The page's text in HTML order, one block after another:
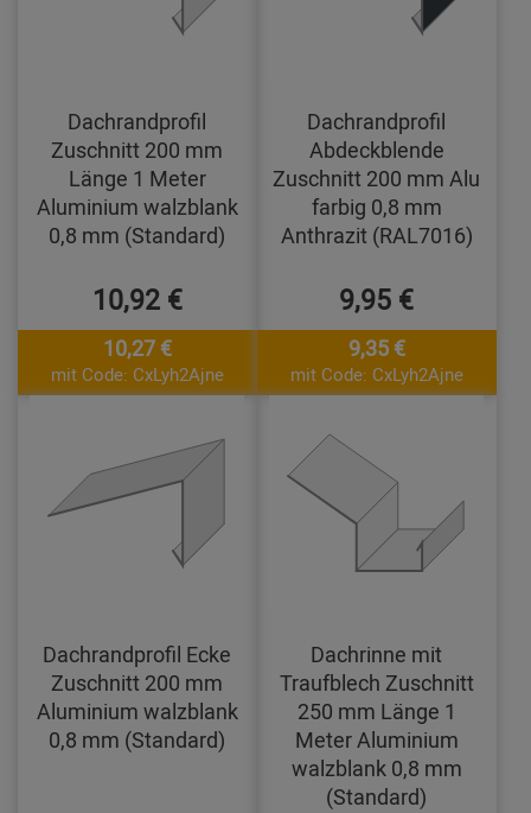
Dachrandprofil
Zuschnitt 200 mm
Länge 1 Meter
Aluminium walzblank
0,8 mm (Standard)
10,92 €
10,27 €
mit Code: CxLyh2Ajne
Dachrandprofil
Abdeckblende
Zuschnitt 200 mm Alu
farbig 0,8 mm
Anthrazit (RAL7016)
9,95 €
9,35 €
mit Code: CxLyh2Ajne
Dachrandprofil Ecke
Zuschnitt 200 mm
Aluminium walzblank
0,8 mm (Standard)
Dachrinne mit
Traufblech Zuschnitt
250 mm Länge 1
Meter Aluminium
walzblank 0,8 mm
(Standard)